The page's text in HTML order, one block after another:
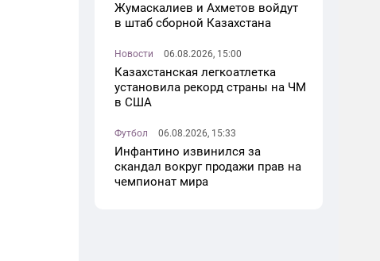
Жумаскалиев и Ахметов войдут
в штаб сборной Казахстана
Новости 06.08.2026, 15:00
Казахстанская легкоатлетка
установила рекорд страны на ЧМ
в США
Футбол 06.08.2026, 15:33
Инфантино извинился за
скандал вокруг продажи прав на
чемпионат мира